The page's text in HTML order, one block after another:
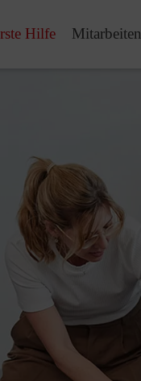
Hilfe Mitarbeiten